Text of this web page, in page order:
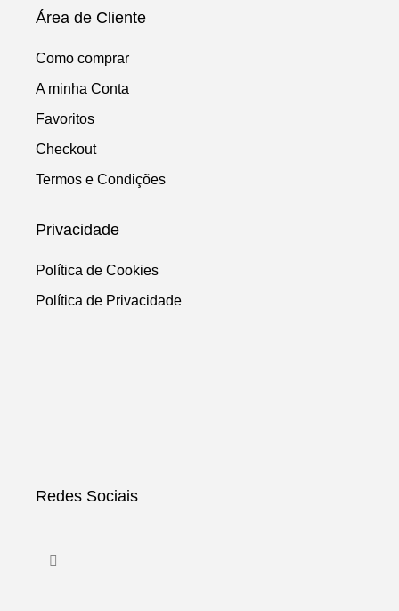
Área de Cliente
Como comprar
A minha Conta
Favoritos
Checkout
Termos e Condições
Privacidade
Política de Cookies
Política de Privacidade
Redes Sociais